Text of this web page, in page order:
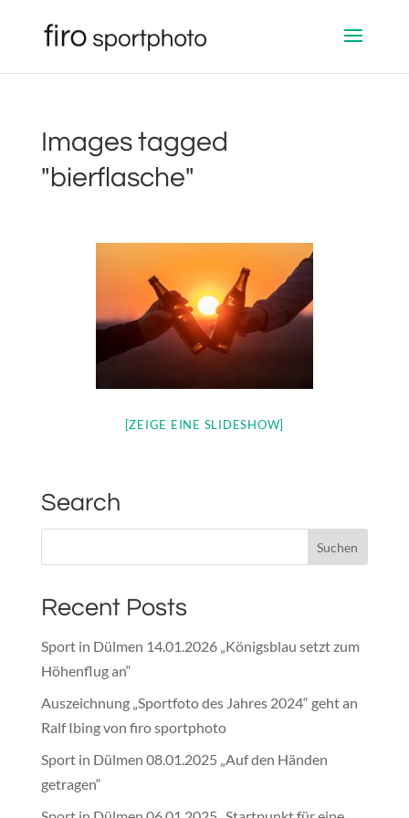
Images tagged
"bierflasche"
[ZEIGE EINE SLIDESHOW]
Search
Recent Posts
Sport in Dülmen 14.01.2026 „Königsblau setzt zum
Höhenflug an“
Auszeichnung „Sportfoto des Jahres 2024“ geht an
Ralf Ibing von firo sportphoto
Sport in Dülmen 08.01.2025 „Auf den Händen
getragen“